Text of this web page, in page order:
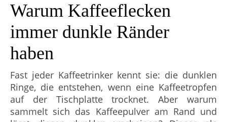
Warum Kaffeeflecken
immer dunkle Ränder
haben
Fast jeder Kaffeetrinker kennt sie: die dunklen
Ringe, die entstehen, wenn eine Kaffeetropfen
auf der Tischplatte trocknet. Aber warum
sammelt sich das Kaffeepulver am Rand und